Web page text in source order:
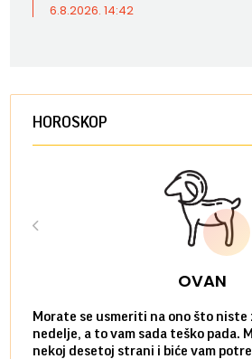
6.8.2026. 14:42
HOROSKOP
OVAN
Morate se usmeriti na ono što
nedelje, a to vam sada teško pada.
nekoj desetoj strani i biće vam